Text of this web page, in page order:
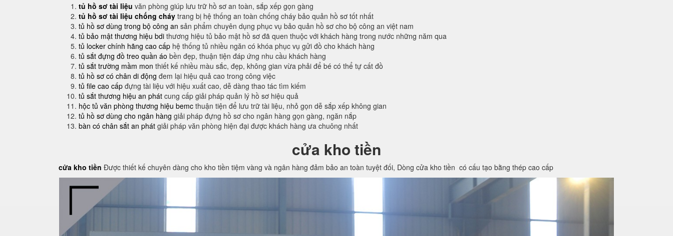
tủ hồ sơ tài liệu văn phòng giúp lưu trữ hồ sơ an toàn, sắp xếp gọn gàng
tủ hồ sơ tài liệu chống cháy trang bị hệ thống an toàn chống cháy bảo quản hồ sơ tốt nhất
tủ hồ sơ dùng trong bộ công an sản phẩm chuyên dụng phục vụ bảo quản hồ sơ cho bộ công an việt nam
tủ bảo mật thương hiệu bdi thương hiệu tủ bảo mật hồ sơ đã quen thuộc với khách hàng trong nước những năm qua
tủ locker chính hãng cao cấp hệ thống tủ nhiều ngăn có khóa phục vụ gửi đồ cho khách hàng
tủ sắt đựng đồ treo quần áo bền đẹp, thuận tiện đáp ứng nhu cầu khách hàng
tủ sắt trường mầm mon thiết kế nhiều màu sắc, đẹp, không gian vừa phải để bé có thể tự cất đồ
tủ hồ sơ có chân di động đem lại hiệu quả cao trong công việc
tủ file cao cấp đựng tài liệu với hiệu xuất cao, dễ dàng thao tác tìm kiếm
tủ sắt thương hiệu an phát cung cấp giải pháp quản lý hồ sơ hiệu quả
hộc tủ văn phòng thương hiệu bemc thuận tiện để lưu trữ tài liệu, nhỏ gọn dễ sắp xếp không gian
tủ hồ sơ dùng cho ngân hàng giải pháp đựng hồ sơ cho ngân hàng gọn gàng, ngăn nắp
bàn có chân sắt an phát giải pháp văn phòng hiện đại được khách hàng ưa chuông nhất
cửa kho tiền
cửa kho tiền Được thiết kế chuyên dàng cho kho tiền tiệm vàng và ngân hàng đảm bảo an toàn tuyệt đối, Dòng cửa kho tiền có cấu tạo bằng thép cao cấp